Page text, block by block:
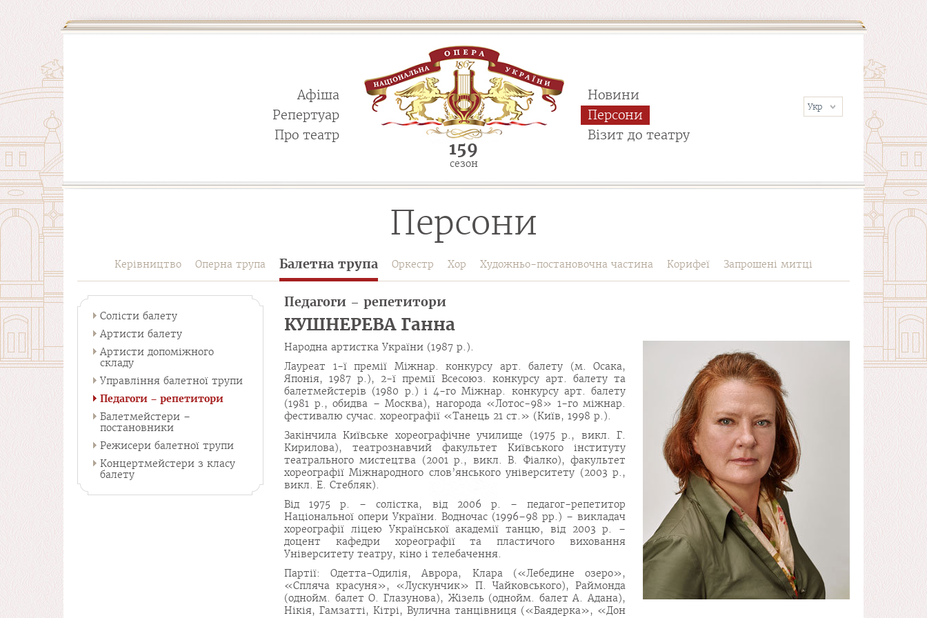
Афіша
Репертуар
Про театр
Новини
Персони
Візит до театру
159
сезон
Персони
Керівництво Оперна трупа Балетна трупа Оркестр Хор Художньо-постановочна частина Корифеї Запрошені митці
Солісти балету
Артисти балету
Артисти допоміжного
складу
Управління балетної трупи
Педагоги – репетитори
Балетмейстери –
постановники
Режисери балетної трупи
Концертмейстери з класу
балету
Педагоги – репетитори
КУШНЕРЕВА Ганна
Народна артистка України (1987 р.).
Лауреат 1-ї премії Міжнар. конкурсу арт. балету (м. Осака,
Японія, 1987 р.), 2-ї премії Всесоюз. конкурсу арт. балету та
балетмейстерів (1980 р.) і 4-го Міжнар. конкурсу арт. балету
(1981 р., обидва – Москва), нагорода «Лотос-98» 1-го міжнар.
фестивалю сучас. хореографії «Танець 21 ст.» (Київ, 1998 р.).
Закінчила Київське хореографічне училище (1975 р., викл. Г.
Кирилова), театрознавчий факультет Київського інституту
театрального мистецтва (2001 р., викл. В. Фіалко), факультет
хореографії Міжнародного сло­в’янського університету (2003 р.,
викл. Е. Стебляк).
Від 1975 р. – солістка, від 2006 р. – педагог-репетитор
Національної опери України. Водночас (1996–98 рр.) – викладач
хореографії ліцею Української академії танцю, від 2003 р. –
доцент кафедри хореографії та пластичого виховання
Університету театру, кіно і телебачення.
Партії: Одетта-Одилія, Аврора, Кла­ра («Лебедине озеро»,
«Спляча красуня», «Лускунчик» П. Чайковського), Рай­монда
(однойм. балет О. Глазунова), Жізель (однойм. балет А. Адана),
Нікія, Гамзатті, Кітрі, Вулична танцівниця («Баядерка», «Дон